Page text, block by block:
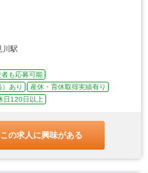
川駅
者も応募可能
あり
産休・育休取得実績有り
日120日以上
この求人に興味がある